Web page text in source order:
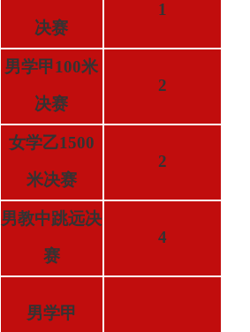
决赛
1
男学甲100米
决赛
2
女学乙1500
米决赛
2
男教中跳远决
赛
4
男学甲